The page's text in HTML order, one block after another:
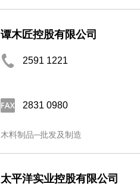
谭木匠控股有限公司
2591 1221
2831 0980
木料制品─批发及制造
太平洋实业控股有限公司